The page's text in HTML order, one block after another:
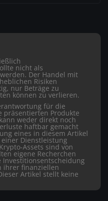
nicht als
Der Handel mit
Risiken
nur Beträge zu
können zu verlieren.
für die
präsentierten Produkte
weder direkt noch
haftbar gemacht
eines in diesem Artikel
Dienstleistung
Assets sind von
eigene Recherchen
ihrer finanziellen
Artikel stellt keine